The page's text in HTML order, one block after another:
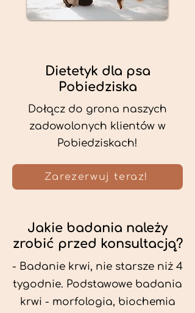
Dietetyk dla psa
Pobiedziska
Dołącz do grona naszych
zadowolonych klientów w
Pobiedziskach!
Zarezerwuj teraz!
Jakie badania należy
zrobić przed konsultacją?
- Badanie krwi, nie starsze niż 4
tygodnie. Podstawowe badania
krwi - morfologia, biochemia